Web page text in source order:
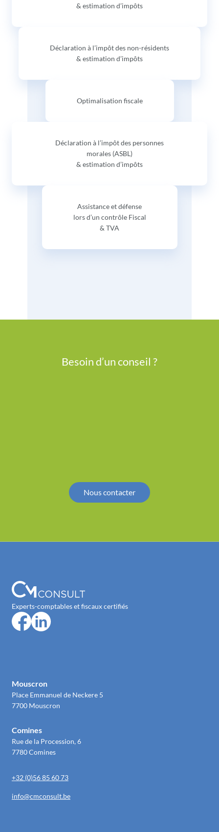
& estimation d’impôts
Déclaration à l’impôt des non-résidents
& estimation d’impôts
Optimalisation fiscale
Déclaration à l’impôt des personnes
morales (ASBL)
& estimation d’impôts
Assistance et défense
lors d’un contrôle Fiscal
& TVA
Besoin d’un conseil ?
Nous contacter
Experts-comptables et fiscaux certifiés
Mouscron
Place Emmanuel de Neckere 5
7700 Mouscron
Comines
Rue de la Procession, 6
7780 Comines
+32 (0)56 85 60 73
info@cmconsult.be